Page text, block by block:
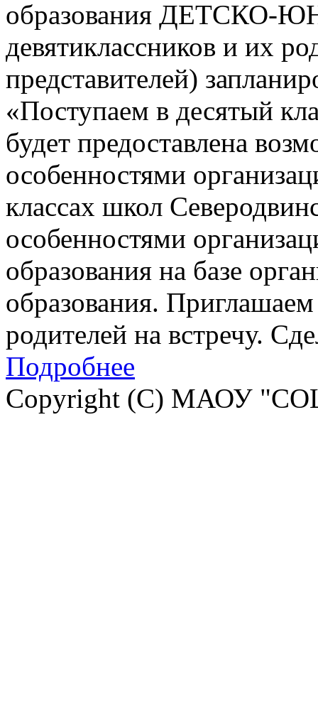
образования
девятиклассников и их
представителей)
«Поступаем в десятый
будет предоставлена
особенностями
классах школ
особенностями
образования на базе
образования.
родителей на встречу.
Подробнее
Copyright (C) МАОУ